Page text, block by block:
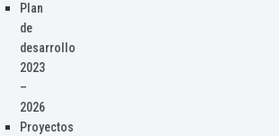
Plan
de
desarrollo
2023
–
2026
Proyectos